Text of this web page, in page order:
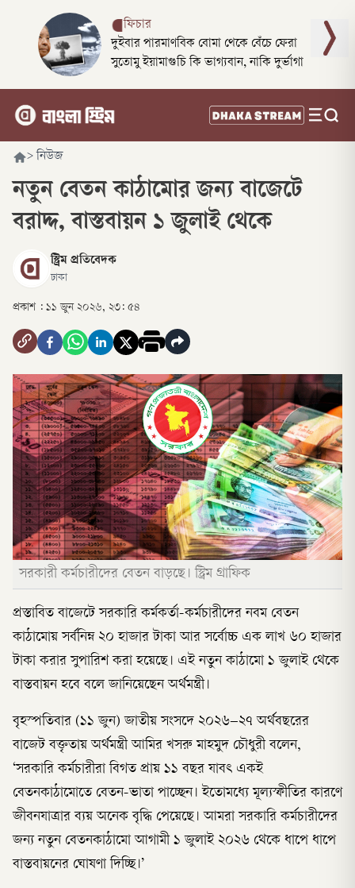
ফিচার
দুইবার পারমাণবিক বোমা থেকে বেঁচে ফেরা
সুতোমু ইয়ামাগুচি কি ভাগ্যবান, নাকি দুর্ভাগা
> নিউজ
নতুন বেতন কাঠামোর জন্য বাজেটে
বরাদ্দ, বাস্তবায়ন ১ জুলাই থেকে
স্ট্রিম প্রতিবেদক
ঢাকা
প্রকাশ : ১১ জুন ২০২৬, ২৩: ৫৪
সরকারী কর্মচারীদের বেতন বাড়ছে। স্ট্রিম গ্রাফিক
প্রস্তাবিত বাজেটে সরকারি কর্মকর্তা-কর্মচারীদের নবম বেতন
কাঠামোয় সর্বনিম্ন ২০ হাজার টাকা আর সর্বোচ্চ এক লাখ ৬০ হাজার
টাকা করার সুপারিশ করা হয়েছে। এই নতুন কাঠামো ১ জুলাই থেকে
বাস্তবায়ন হবে বলে জানিয়েছেন অর্থমন্ত্রী।
বৃহস্পতিবার (১১ জুন) জাতীয় সংসদে ২০২৬–২৭ অর্থবছরের
বাজেট বক্তৃতায় অর্থমন্ত্রী আমির খসরু মাহমুদ চৌধুরী বলেন,
‘সরকারি কর্মচারীরা বিগত প্রায় ১১ বছর যাবৎ একই
বেতনকাঠামোতে বেতন-ভাতা পাচ্ছেন। ইতোমধ্যে মূল্যস্ফীতির কারণে
জীবনযাত্রার ব্যয় অনেক বৃদ্ধি পেয়েছে। আমরা সরকারি কর্মচারীদের
জন্য নতুন বেতনকাঠামো আগামী ১ জুলাই ২০২৬ থেকে ধাপে ধাপে
বাস্তবায়নের ঘোষণা দিচ্ছি।’